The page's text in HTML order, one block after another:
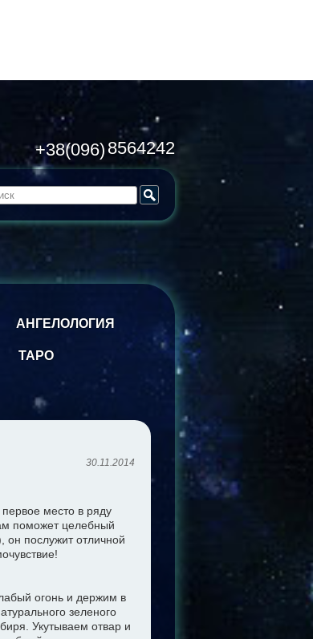
+38(096) 8564242
АНГЕЛОЛОГИЯ
ТАРО
30.11.2014
место в ряду
поможет целебный
послужит отличной
огонь и держим в
зеленого
Укутываем отвар и